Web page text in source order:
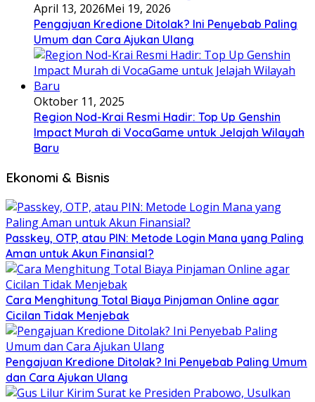
April 13, 2026Mei 19, 2026
Pengajuan Kredione Ditolak? Ini Penyebab Paling
Umum dan Cara Ajukan Ulang
Oktober 11, 2025
Region Nod-Krai Resmi Hadir: Top Up Genshin
Impact Murah di VocaGame untuk Jelajah Wilayah
Baru
Ekonomi & Bisnis
Passkey, OTP, atau PIN: Metode Login Mana yang Paling
Aman untuk Akun Finansial?
Cara Menghitung Total Biaya Pinjaman Online agar
Cicilan Tidak Menjebak
Pengajuan Kredione Ditolak? Ini Penyebab Paling Umum
dan Cara Ajukan Ulang